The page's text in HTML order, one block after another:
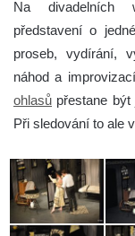
Na divadelních
představení o
proseb, vydírání,
náhod a
ohlasů přestane
Při sledování to ale